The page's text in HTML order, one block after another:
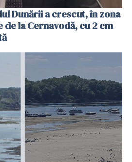
Dunării a crescut, în zona
la Cernavodă, cu 2 cm